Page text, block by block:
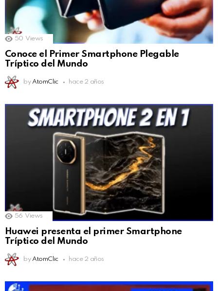
50 Views
Conoce el Primer Smartphone Plegable
Tríptico del Mundo
by AtomClic hace 2 años
56 Views
Huawei presenta el primer Smartphone
Tríptico del Mundo
by AtomClic hace 2 años